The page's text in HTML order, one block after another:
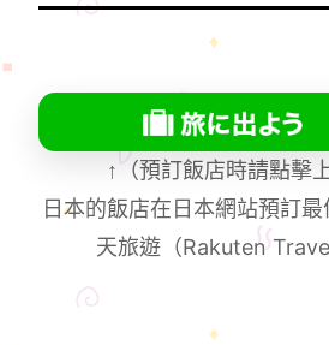
↑（預訂飯店時請點擊
日本的飯店在日本網站預訂
天旅遊（Rakuten